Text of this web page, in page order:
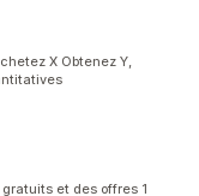
X Obtenez Y,
et des offres 1